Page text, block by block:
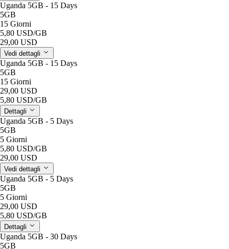
Uganda 5GB - 15 Days
5GB
15 Giorni
5,80 USD/GB
29,00 USD
Vedi dettagli
Uganda 5GB - 15 Days
5GB
15 Giorni
29,00 USD
5,80 USD/GB
Dettagli
Uganda 5GB - 5 Days
5GB
5 Giorni
5,80 USD/GB
29,00 USD
Vedi dettagli
Uganda 5GB - 5 Days
5GB
5 Giorni
29,00 USD
5,80 USD/GB
Dettagli
Uganda 5GB - 30 Days
5GB